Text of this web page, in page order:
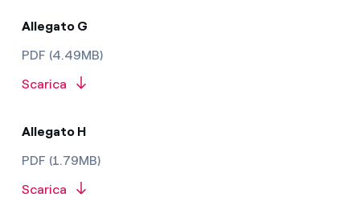
Allegato G
PDF (4.49MB)
Scarica
Allegato H
PDF (1.79MB)
Scarica